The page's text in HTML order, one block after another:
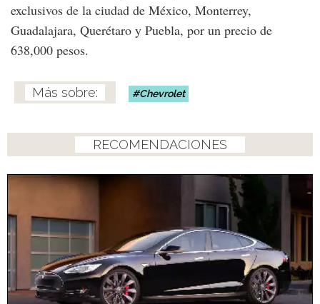
exclusivos de la ciudad de México, Monterrey,
Guadalajara, Querétaro y Puebla, por un precio de
638,000 pesos.
Chevrolet
RECOMENDACIONES